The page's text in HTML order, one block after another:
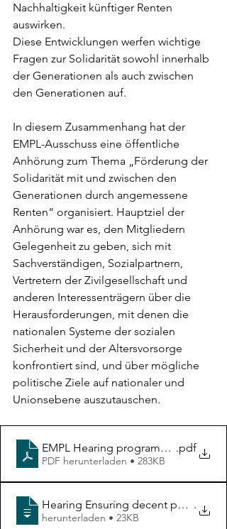
Nachhaltigkeit künftiger Renten
auswirken.
Diese Entwicklungen werfen wichtige
Fragen zur Solidarität sowohl innerhalb
der Generationen als auch zwischen
den Generationen auf.
In diesem Zusammenhang hat der
EMPL-Ausschuss eine öffentliche
Anhörung zum Thema „Förderung der
Solidarität mit und zwischen den
Generationen durch angemessene
Renten“ organisiert. Hauptziel der
Anhörung war es, den Mitgliedern
Gelegenheit zu geben, sich mit
Sachverständigen, Sozialpartnern,
Vertretern der Zivilgesellschaft und
anderen Interessenträgern über die
Herausforderungen, mit denen die
nationalen Systeme der sozialen
Sicherheit und der Altersvorsorge
konfrontiert sind, und über mögliche
politische Ziele auf nationaler und
Unionsebene auszutauschen.
EMPL Hearing programme - 23 June
.pdf
PDF herunterladen • 283KB
Hearing Ensuring decent pensions
.
herunterladen • 23KB